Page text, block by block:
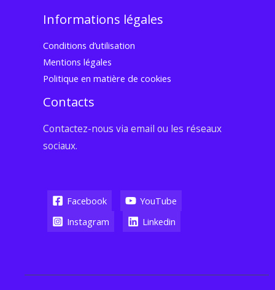
Informations légales
Conditions d’utilisation
Mentions légales
Politique en matière de cookies
Contacts
Contactez-nous via email ou les réseaux
sociaux.
Facebook
YouTube
Instagram
Linkedin